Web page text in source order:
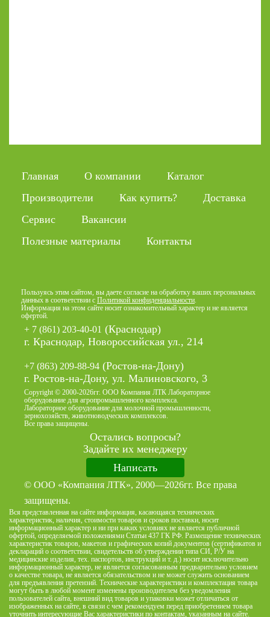
Главная О компании
Каталог
Производители
Как купить?
Доставка
Сервис
Вакансии
Полезные материалы
Контакты
Пользуясь этим сайтом, вы даете согласие на обработку ваших персональных
данных в соответствии с Политикой конфиденциальности
Информация на этом сайте носит ознакомительный характер и не является
офертой.
+ 7 (861) 203-40-01 (Краснодар)
г. Краснодар, Новороссийская ул., 214
+7 (863) 209-88-94 (Ростов-на-Дону)
г. Ростов-на-Дону, ул. Малиновского, 3
Copyright © 2000-2026гг. ООО Компания ЛТК Лабораторное
оборудование для агропромышленного комплекса.
Лабораторное оборудование для молочной промышленности,
зернохозяйств, животноводческих комплексов.
Все права защищены.
Остались вопросы?
Задайте их менеджеру
Написать
© ООО «Компания ЛТК», 2000—2026гг. Все права
защищены.
Вся представленная на сайте информация, касающаяся технических
характеристик, наличия, стоимости товаров и сроков поставки, носит
информационный характер и ни при каких условиях не является публичной
офертой, определяемой положениями Статьи 437 ГК РФ. Размещение технических
характеристик товаров, макетов и графических копий документов (сертификатов и
деклараций о соответствии, свидетельств об утверждении типа СИ, Р/У на
медицинские изделия, тех. паспортов, инструкций и т. д.) носит исключительно
информационный характер, не является согласованным предварительно условием
о качестве товара, не является обязательством и не может служить основанием
для предъявления претензий. Технические характеристики и комплектация товара
могут быть в любой момент изменены производителем без уведомления
пользователей сайта, внешний вид товаров и упаковки может отличаться от
изображенных на сайте, в связи с чем рекомендуем перед приобретением товара
уточнить интересующие Вас характеристики по контактам, указанным на сайте.